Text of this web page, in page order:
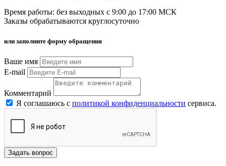
Время работы: без выходных с 9:00 до 17:00 МСК
Заказы обрабатываются круглосуточно
или заполните форму обращения
Ваше имя
E-mail
Комментарий
Я соглашаюсь с политикой конфиденциальности сервиса.
Задать вопрос